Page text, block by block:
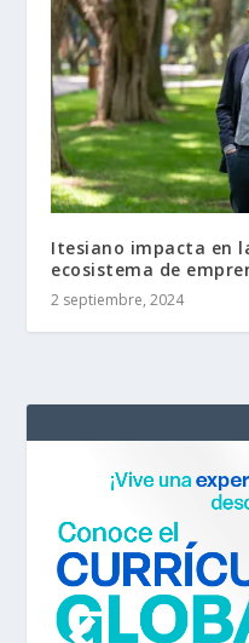
Itesiano impacta en
ecosistema de
2 septiembre, 2024